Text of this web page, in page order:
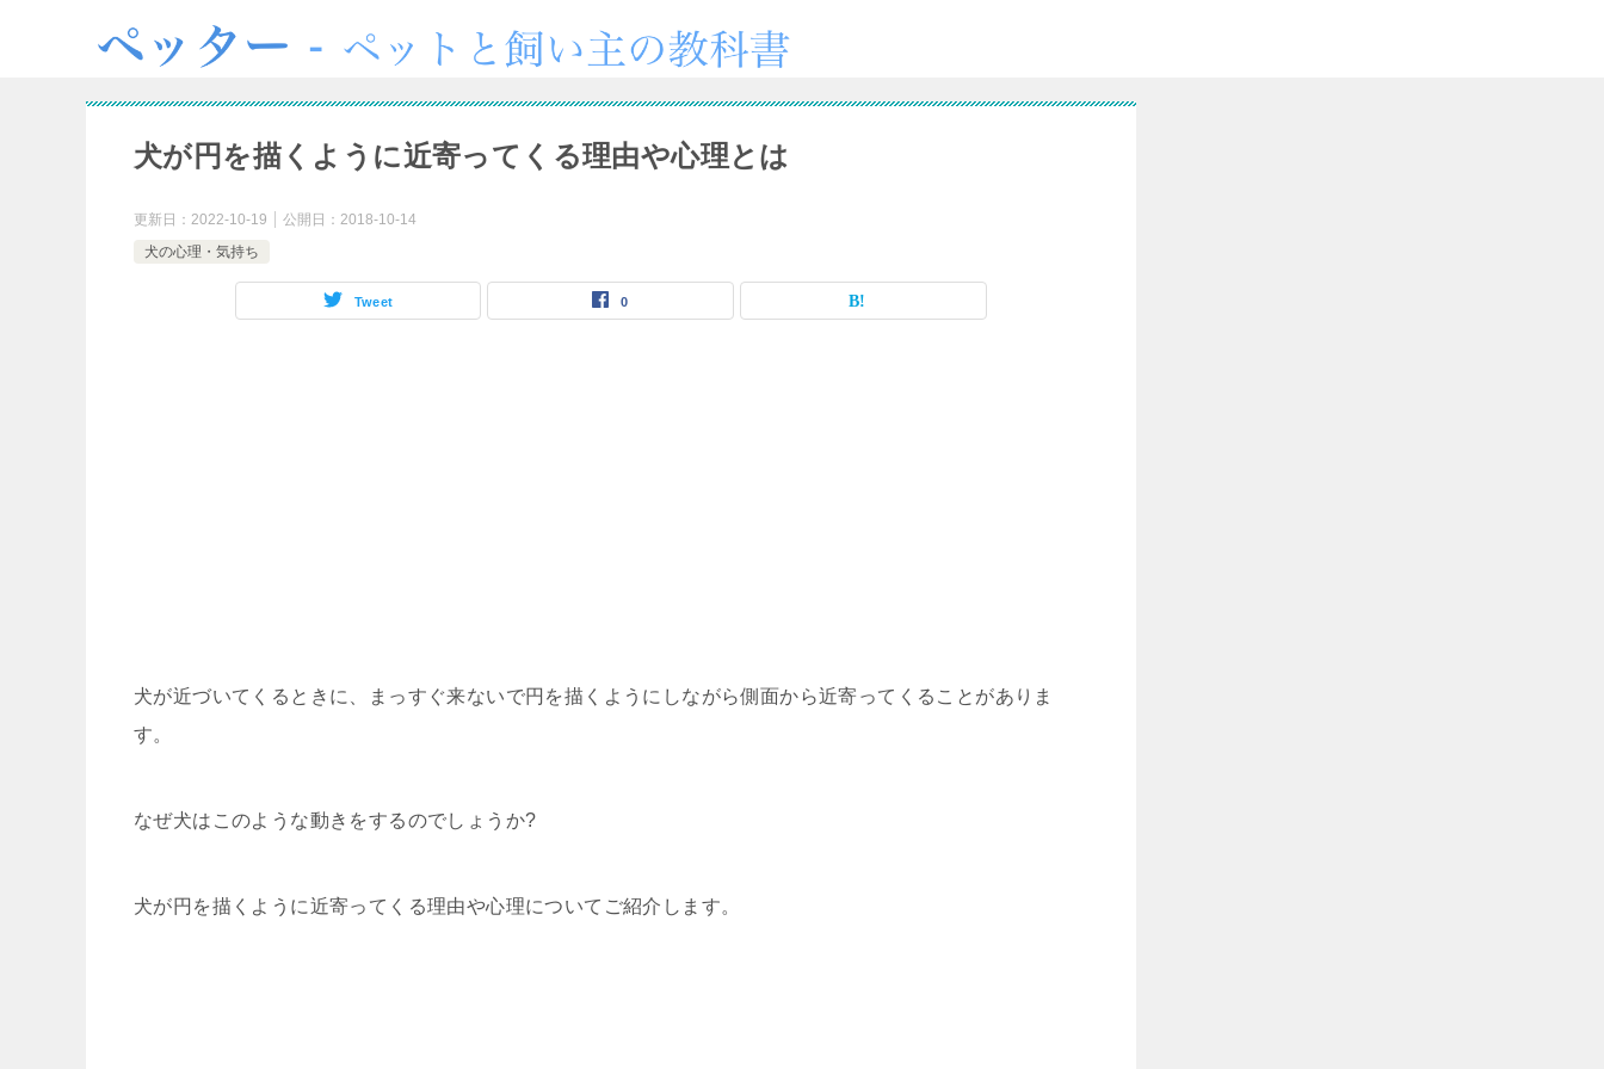
犬が円を描くように近寄ってくる理由や心理とは
更新日： 2022-10-19 公開日： 2018-10-14
犬の心理・気持ち
Tweet 0
犬が近づいてくるときに、まっすぐ来ないで円を描くようにしながら側面から近寄ってくることがありま
す。
なぜ犬はこのような動きをするのでしょうか?
犬が円を描くように近寄ってくる理由や心理についてご紹介します。